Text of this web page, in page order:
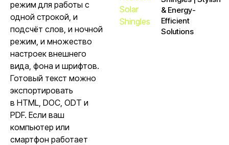
режим для работы с
одной строкой, и
подсчёт слов, и ночной
режим, и множество
настроек внешнего
вида, фона и шрифтов.
Готовый текст можно
экспортировать
в HTML, DOC, ODT и
PDF. Если ваш
компьютер или
смартфон работает
& Energy-
Efficient
Solutions